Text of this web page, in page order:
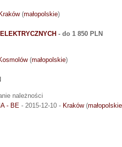
Kraków(małopolskie)
- do 1 850 PLN
(małopolskie)
należności
- BE - 2015-12-10 - Kraków(małopolskie